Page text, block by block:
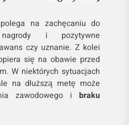
na zachęcaniu do
i pozytywne
czy uznanie. Z kolei
się na obawie przed
W niektórych sytuacjach
na dłuższą metę może
zawodowego ibraku